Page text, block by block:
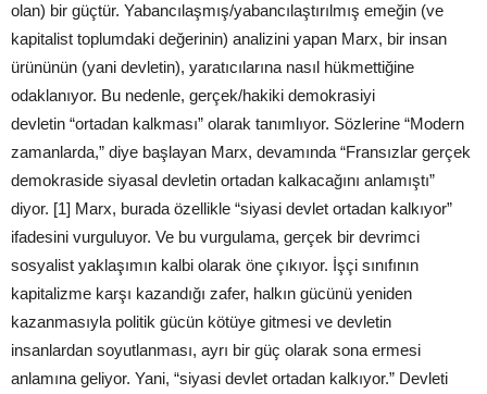
olan) bir güçtür. Yabancılaşmış/yabancılaştırılmış emeğin (ve
kapitalist toplumdaki değerinin) analizini yapan Marx, bir insan
ürününün (yani devletin), yaratıcılarına nasıl hükmettiğine
odaklanıyor. Bu nedenle, gerçek/hakiki demokrasiyi
devletin “ortadan kalkması” olarak tanımlıyor. Sözlerine “Modern
zamanlarda,” diye başlayan Marx, devamında “Fransızlar gerçek
demokraside siyasal devletin ortadan kalkacağını anlamıştı”
diyor. [1] Marx, burada özellikle “siyasi devlet ortadan kalkıyor”
ifadesini vurguluyor. Ve bu vurgulama, gerçek bir devrimci
sosyalist yaklaşımın kalbi olarak öne çıkıyor. İşçi sınıfının
kapitalizme karşı kazandığı zafer, halkın gücünü yeniden
kazanmasıyla politik gücün kötüye gitmesi ve devletin
insanlardan soyutlanması, ayrı bir güç olarak sona ermesi
anlamına geliyor. Yani, “siyasi devlet ortadan kalkıyor.” Devleti